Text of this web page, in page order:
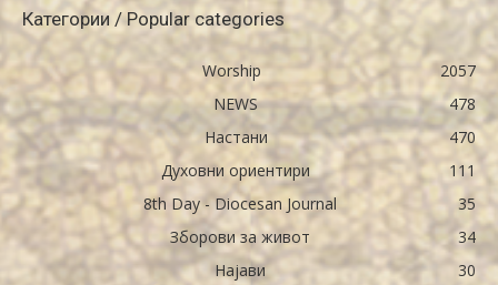
Категории / Popular categories
Worship
2057
NEWS
478
Настани
470
Духовни ориентири
111
8th Day - Diocesan Journal
35
Зборови за живот
34
Најави
30